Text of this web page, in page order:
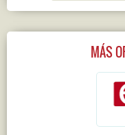
MÁS